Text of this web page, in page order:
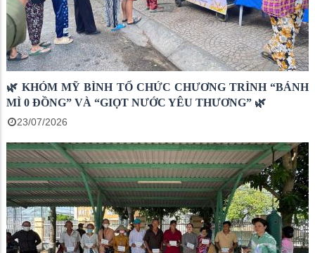
🌿 KHÓM MỸ BÌNH TỔ CHỨC CHƯƠNG TRÌNH “BÁNH
MÌ 0 ĐỒNG” VÀ “GIỌT NƯỚC YÊU THƯƠNG” 🌿
23/07/2026